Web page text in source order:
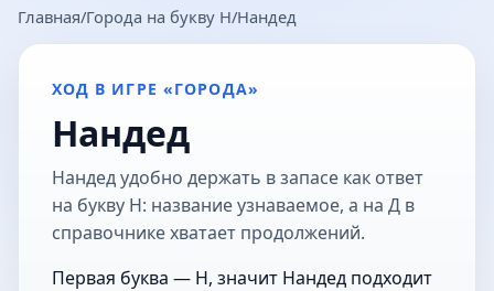
Главная Города на букву Н Нандед
ХОД В ИГРЕ «ГОРОДА»
Нандед
Нандед удобно держать в запасе как ответ
на букву Н: название узнаваемое, а на Д в
справочнике хватает продолжений.
Первая буква — Н, значит Нандед подходит